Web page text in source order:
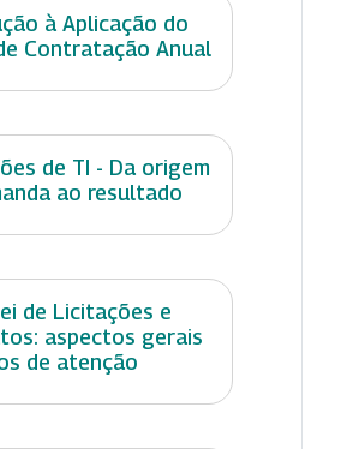
à Aplicação do
Contratação Anual
de TI - Da origem
ao resultado
de Licitações e
aspectos gerais
de atenção